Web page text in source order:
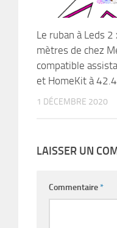
Le ruban à Leds 2
mètres de chez
compatible
et HomeKit à
1 DÉCEMBRE 2020
LAISSER UN
Commentaire*